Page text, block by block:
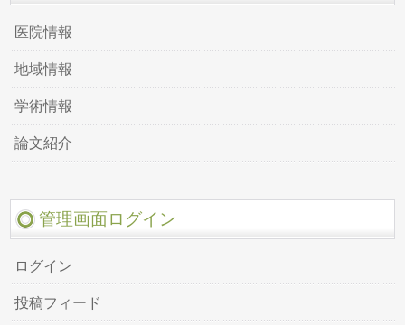
医院情報
地域情報
学術情報
論文紹介
管理画面ログイン
ログイン
投稿フィード